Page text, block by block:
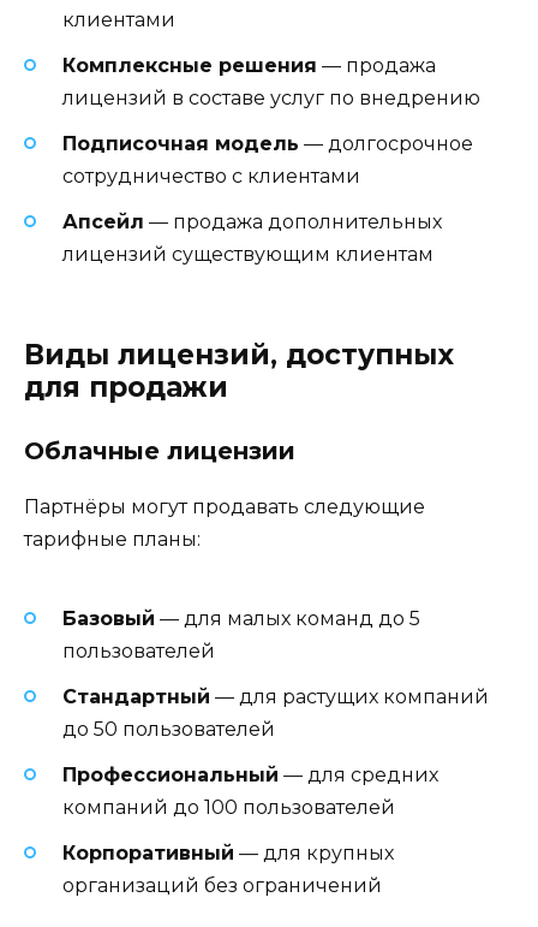
клиентами
Комплексные решения — продажа
лицензий в составе услуг по внедрению
Подписочная модель — долгосрочное
сотрудничество с клиентами
Апсейл — продажа дополнительных
лицензий существующим клиентам
Виды лицензий, доступных
для продажи
Облачные лицензии
Партнёры могут продавать следующие
тарифные планы:
Базовый — для малых команд до 5
пользователей
Стандартный — для растущих компаний
до 50 пользователей
Профессиональный — для средних
компаний до 100 пользователей
Корпоративный — для крупных
организаций без ограничений